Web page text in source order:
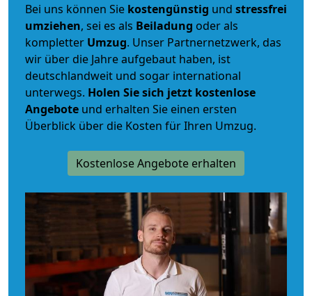
Bei uns können Sie kostengünstig und stressfrei
umziehen, sei es als Beiladung oder als
kompletter Umzug. Unser Partnernetzwerk, das
wir über die Jahre aufgebaut haben, ist
deutschlandweit und sogar international
unterwegs. Holen Sie sich jetzt kostenlose
Angebote und erhalten Sie einen ersten
Überblick über die Kosten für Ihren Umzug.
Kostenlose Angebote erhalten